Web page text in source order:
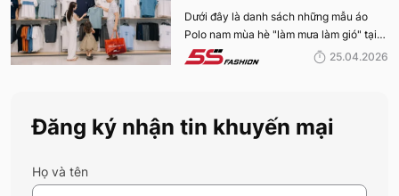
MÙA HÈ BÁN CHẠY NHẤT CỦA 5S
FASHION 2026
Dưới đây là danh sách những mẫu áo
Polo nam mùa hè "làm mưa làm gió" tại
hệ thống 5S Fashion mà bất kỳ quý ông
25.04.2026
Đăng ký nhận tin khuyến mại
Họ và tên